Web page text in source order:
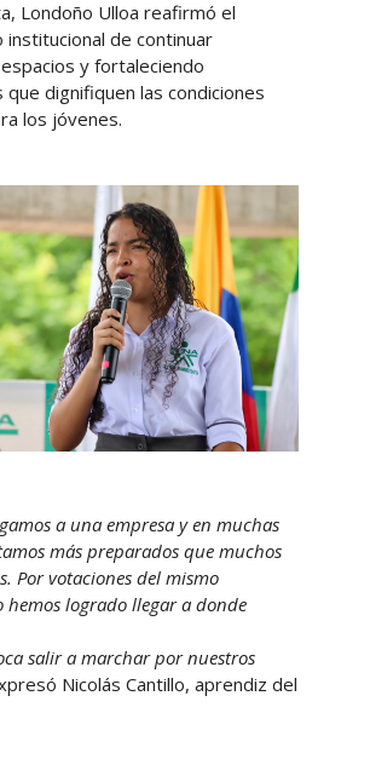
Londoño Ulloa reafirmó el
institucional de continuar
y fortaleciendo
que dignifiquen las condiciones
los jóvenes.
a una empresa y en muchas
más preparados que muchos
Por votaciones del mismo
hemos logrado llegar a donde
salir a marchar por nuestros
Nicolás Cantillo, aprendiz del